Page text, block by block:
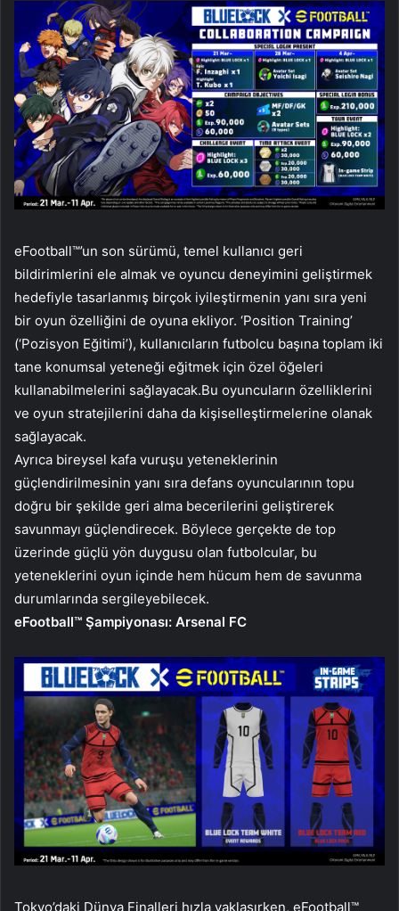
eFootball™’un son sürümü, temel kullanıcı geri
bildirimlerini ele almak ve oyuncu deneyimini geliştirmek
hedefiyle tasarlanmış birçok iyileştirmenin yanı sıra yeni
bir oyun özelliğini de oyuna ekliyor. ‘Position Training’
(‘Pozisyon Eğitimi’), kullanıcıların futbolcu başına toplam iki
tane konumsal yeteneği eğitmek için özel öğeleri
kullanabilmelerini sağlayacak.Bu oyuncuların özelliklerini
ve oyun stratejilerini daha da kişiselleştirmelerine olanak
sağlayacak.
Ayrıca bireysel kafa vuruşu yeteneklerinin
güçlendirilmesinin yanı sıra defans oyuncularının topu
doğru bir şekilde geri alma becerilerini geliştirerek
savunmayı güçlendirecek. Böylece gerçekte de top
üzerinde güçlü yön duygusu olan futbolcular, bu
yeteneklerini oyun içinde hem hücum hem de savunma
durumlarında sergileyebilecek.
eFootball™ Şampiyonası: Arsenal FC
Tokyo’daki Dünya Finalleri hızla yaklaşırken, eFootball™